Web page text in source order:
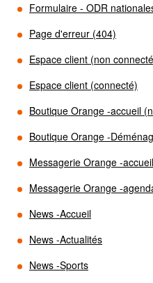
Formulaire - ODR
Page d'erreur (404)
Espace client (non
Espace client (connecté)
Boutique Orange -accueil
Boutique Orange -
Messagerie Orange -accueil
Messagerie Orange -
News -Accueil
News -Actualités
News -Sports